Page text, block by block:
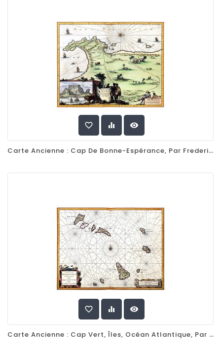
favorite_border equalizer visibility
Carte Ancienne : Cap De Bonne-Espérance, Par Frederik De Wit, 1682
favorite_border equalizer visibility
Carte Ancienne : Cap Vert, Îles, Océan Atlantique, Par Joan Blaeu, 1667